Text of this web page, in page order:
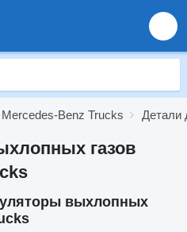
Benz Trucks Детали
газов
выхлопных